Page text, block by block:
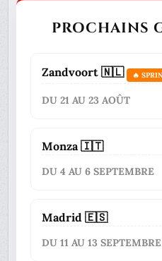
PROCHAINS
Zandvoort 🇳🇱 🔥
DU 21 AU 23 AOÛT
Monza 🇮🇹
DU 4 AU 6 SEPTEMBRE
Madrid 🇪🇸
DU 11 AU 13 SEPTEMBRE